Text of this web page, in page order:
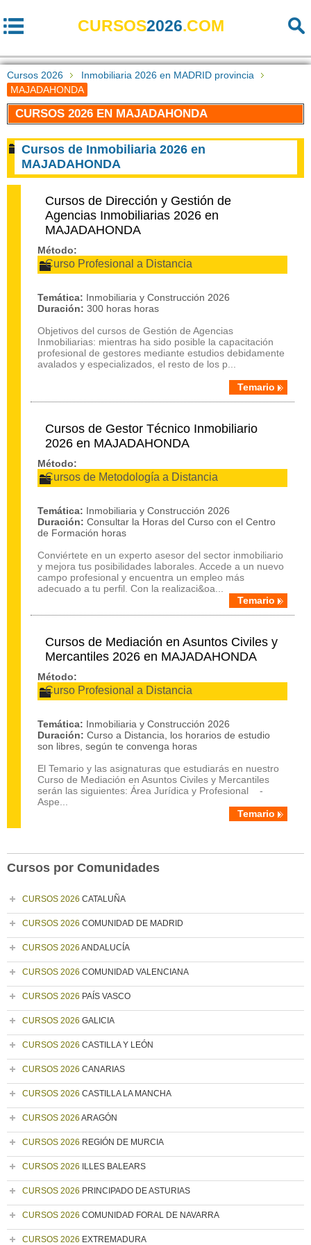
CURSOS2026.COM
Cursos 2026
Inmobiliaria 2026 en MADRID provincia
MAJADAHONDA
CURSOS 2026 EN MAJADAHONDA
Cursos de Inmobiliaria 2026 en
MAJADAHONDA
Cursos de Dirección y Gestión de
Agencias Inmobiliarias 2026 en
MAJADAHONDA
Método:
Curso Profesional a Distancia
Temática: Inmobiliaria y Construcción 2026
Duración: 300 horas horas
Objetivos del cursos de Gestión de Agencias
Inmobiliarias: mientras ha sido posible la capacitación
profesional de gestores mediante estudios debidamente
avalados y especializados, el resto de los p...
Temario
Cursos de Gestor Técnico Inmobiliario
2026 en MAJADAHONDA
Método:
Cursos de Metodología a Distancia
Temática: Inmobiliaria y Construcción 2026
Duración: Consultar la Horas del Curso con el Centro
de Formación horas
Conviértete en un experto asesor del sector inmobiliario
y mejora tus posibilidades laborales. Accede a un nuevo
campo profesional y encuentra un empleo más
adecuado a tu perfil. Con la realizaci&oa...
Temario
Cursos de Mediación en Asuntos Civiles y
Mercantiles 2026 en MAJADAHONDA
Método:
Curso Profesional a Distancia
Temática: Inmobiliaria y Construcción 2026
Duración: Curso a Distancia, los horarios de estudio
son libres, según te convenga horas
El Temario y las asignaturas que estudiarás en nuestro
Curso de Mediación en Asuntos Civiles y Mercantiles
serán las siguientes: Área Jurídica y Profesional -
Aspe...
Temario
Cursos por Comunidades
CURSOS 2026 CATALUÑA
CURSOS 2026 COMUNIDAD DE MADRID
CURSOS 2026 ANDALUCÍA
CURSOS 2026 COMUNIDAD VALENCIANA
CURSOS 2026 PAÍS VASCO
CURSOS 2026 GALICIA
CURSOS 2026 CASTILLA Y LEÓN
CURSOS 2026 CANARIAS
CURSOS 2026 CASTILLA LA MANCHA
CURSOS 2026 ARAGÓN
CURSOS 2026 REGIÓN DE MURCIA
CURSOS 2026 ILLES BALEARS
CURSOS 2026 PRINCIPADO DE ASTURIAS
CURSOS 2026 COMUNIDAD FORAL DE NAVARRA
CURSOS 2026 EXTREMADURA